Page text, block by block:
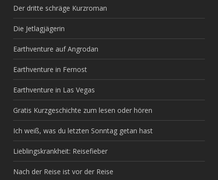
Der dritte schräge Kurzroman
Die Jetlagjägerin
Earthventure auf Angrodan
Earthventure in Fernost
Earthventure in Las Vegas
Gratis Kurzgeschichte zum lesen oder hören
Ich weiß, was du letzten Sonntag getan hast
Lieblingskrankheit: Reisefieber
Nach der Reise ist vor der Reise